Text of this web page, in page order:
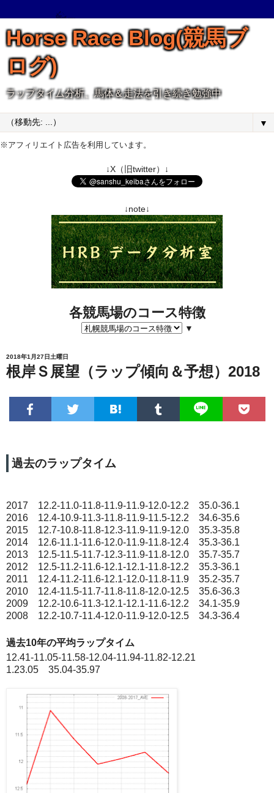
Horse Race Blog(競馬ブ
ログ)
ラップタイム分析、馬体＆走法を引き続き勉強中
▼
※アフィリエイト広告を利用しています。
↓X（旧twitter）↓
↓note↓
各競馬場のコース特徴
▼
2018年1月27日土曜日
根岸Ｓ展望（ラップ傾向＆予想）2018
過去のラップタイム
2017 12.2-11.0-11.8-11.9-11.9-12.0-12.2 35.0-36.1
2016 12.4-10.9-11.3-11.8-11.9-11.5-12.2 34.6-35.6
2015 12.7-10.8-11.8-12.3-11.9-11.9-12.0 35.3-35.8
2014 12.6-11.1-11.6-12.0-11.9-11.8-12.4 35.3-36.1
2013 12.5-11.5-11.7-12.3-11.9-11.8-12.0 35.7-35.7
2012 12.5-11.2-11.6-12.1-12.1-11.8-12.2 35.3-36.1
2011 12.4-11.2-11.6-12.1-12.0-11.8-11.9 35.2-35.7
2010 12.4-11.5-11.7-11.8-11.8-12.0-12.5 35.6-36.3
2009 12.2-10.6-11.3-12.1-12.1-11.6-12.2 34.1-35.9
2008 12.2-10.7-11.4-12.0-11.9-12.0-12.5 34.3-36.4
過去10年の平均ラップタイム
12.41-11.05-11.58-12.04-11.94-11.82-12.21
1.23.05 35.04-35.97